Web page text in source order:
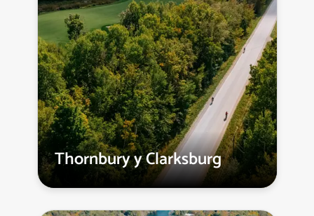
Thornbury y Clarksburg